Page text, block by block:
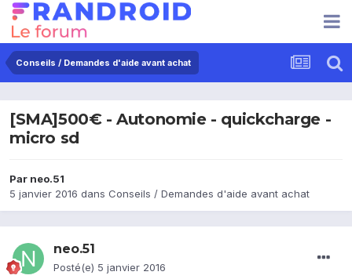
Conseils / Demandes d'aide avant achat
[SMA]500€ - Autonomie - quickcharge -
micro sd
Par neo.51
5 janvier 2016 dans Conseils / Demandes d'aide avant achat
neo.51
Posté(e) 5 janvier 2016